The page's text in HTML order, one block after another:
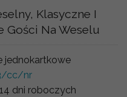
Klasyczne I
Gości Na Weselu
jednokartkowe
cc/nr
dni roboczych